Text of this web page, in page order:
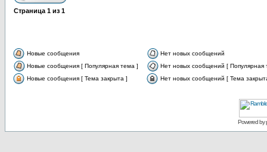
Страница 1 из 1
Новые сообщения
Нет новых сообщений
Новые сообщения [ Популярная тема ]
Нет новых сообщений [ Популярная
Новые сообщения [ Тема закрыта ]
Нет новых сообщений [ Тема
Powered by